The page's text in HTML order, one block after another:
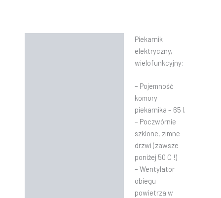
Piekarnik
elektryczny,
wielofunkcyjny:
– Pojemność
komory
piekarnika – 65 l.
– Poczwórnie
szklone, zimne
drzwi (zawsze
poniżej 50 C !)
– Wentylator
obiegu
powietrza w